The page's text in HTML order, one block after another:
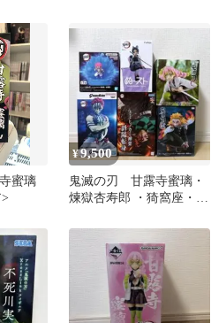
蜜璃
¥9,500
鬼滅の刃 甘露寺蜜璃・
煉獄杏寿郎 ・猗窩座・胡
ュア